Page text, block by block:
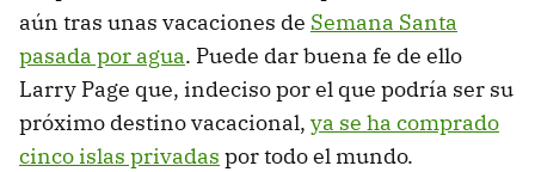
aún tras unas vacaciones de Semana Santa
pasada por agua. Puede dar buena fe de ello
Larry Page que, indeciso por el que podría ser su
próximo destino vacacional, ya se ha comprado
cinco islas privadas por todo el mundo.